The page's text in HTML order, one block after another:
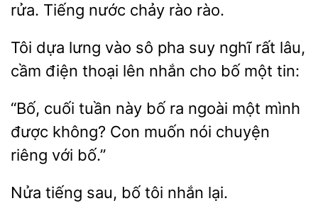
rửa. Tiếng nước chảy rào rào.
Tôi dựa lưng vào sô pha suy nghĩ rất lâu,
cầm điện thoại lên
bố một
“Bố, cuối tuần này bố ra ngoài một mình
Con muốn
chuyện
riêng với bố.”
tiếng sau, bố nhắn